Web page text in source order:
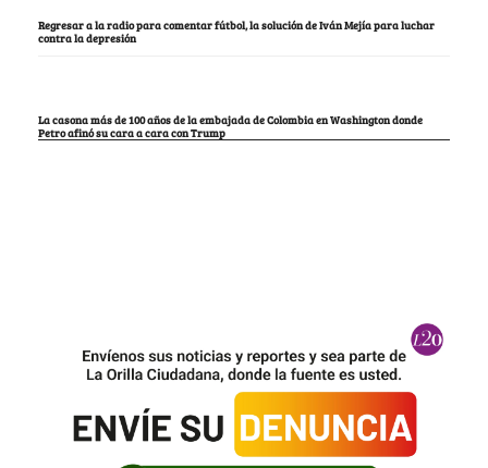
Regresar a la radio para comentar fútbol, la solución de Iván Mejía para luchar
contra la depresión
La casona más de 100 años de la embajada de Colombia en Washington donde
Petro afinó su cara a cara con Trump